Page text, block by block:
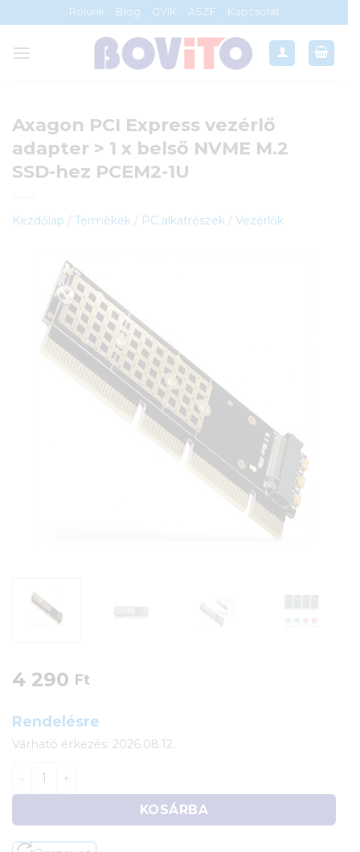
to
content
Rólunk Blog GYIK ÁSZF Kapcsolat
Axagon PCI Express vezérlő
adapter > 1 x belső NVME M.2
SSD-hez PCEM2-1U
Kezdőlap / Termékek / PC alkatrészek / Vezérlők
4 290 Ft
Rendelésre
Várható érkezés: 2026.08.12.
Axagon PCI Express vezérlő adapter > 1 x belső NVME
KOSÁRBA